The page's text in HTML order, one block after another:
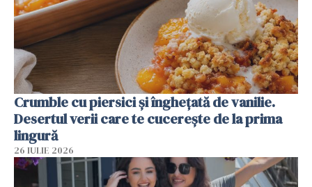
Crumble cu piersici și înghețată de vanilie.
Desertul verii care te cucerește de la prima
lingură
26 IULIE 2026